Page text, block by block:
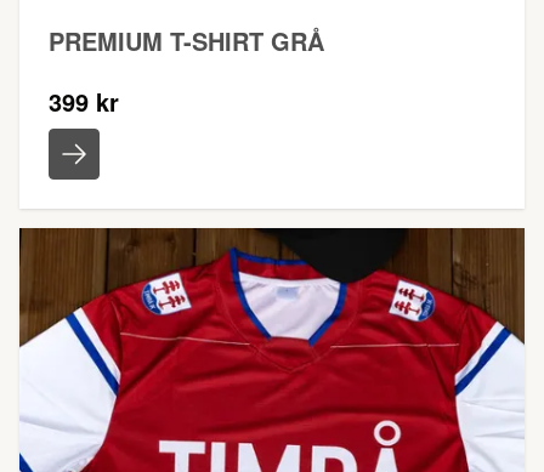
PREMIUM T-SHIRT GRÅ
399 kr